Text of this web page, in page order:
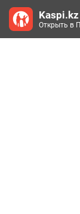
Kaspi.kz
Открыть в